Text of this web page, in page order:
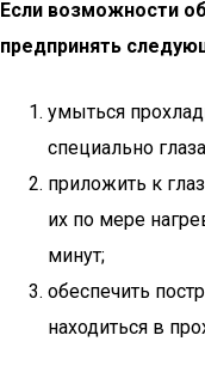
Если возможности
предпринять
умыться
специально
приложить к
их по мере
минут;
обеспечить
находиться в